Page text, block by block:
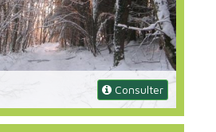
Consulter